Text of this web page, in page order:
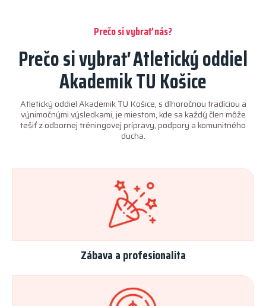
Prečo si vybrať nás?
Prečo si vybrať Atletický oddiel
Akademik TU Košice
Atletický oddiel Akademik TU Košice, s dlhoročnou tradíciou a
výnimočnými výsledkami, je miestom, kde sa každý člen môže
tešiť z odbornej tréningovej prípravy, podpory a komunitného
ducha.
Zábava a profesionalita